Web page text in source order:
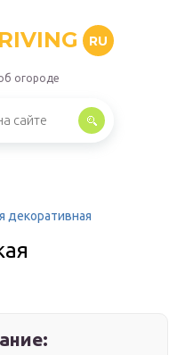
RU
огороде
декоративная